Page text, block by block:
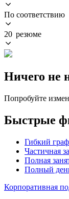
По соответствию
20 резюме
Ничего не
Попробуйте
Быстрые
Гибкий
Частичная
Полная
Полный
Корпоративная